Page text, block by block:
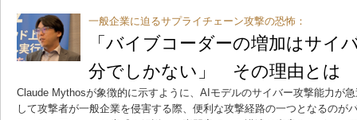
一般企業に迫るサプライチェーン攻撃の恐怖：
「バイブコーダーの増加はサイ
分でしかない」 その理由とは
Claude Mythosが象徴的に示すように、AIモデルのサイバー攻撃能力が
して攻撃者が一般企業を侵害する際、便利な攻撃経路の一つとなるのが